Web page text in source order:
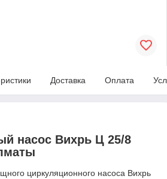
Доставка Оплата
насос Вихрь Ц 25/8
циркуляционного насоса Вихрь